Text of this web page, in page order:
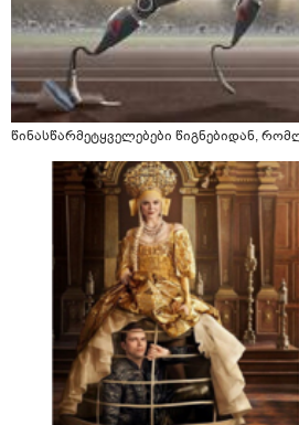
წინასწარმეტყველებები წიგნებიდან,